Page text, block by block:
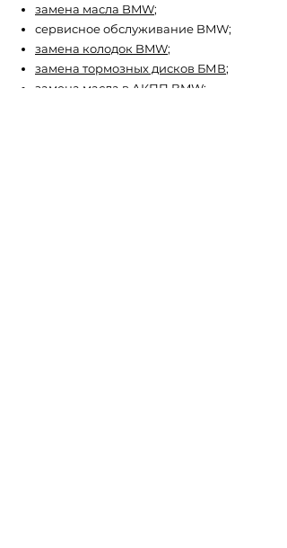
замена масла BMW;
сервисное обслуживание BMW;
замена колодок BMW;
замена тормозных дисков БМВ;
замена масла в АКПП BMW;